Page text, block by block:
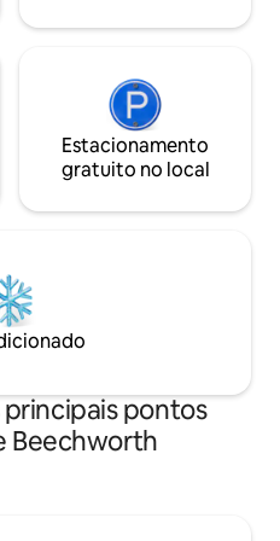
hóspedes
Estacionamento
gratuito no local
pontos
Beechworth